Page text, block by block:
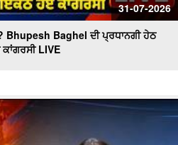
31-07-2026
Bhupesh Baghel ਦੀ ਪ੍ਰਧਾਨਗੀ ਹੇਠ
LIVE